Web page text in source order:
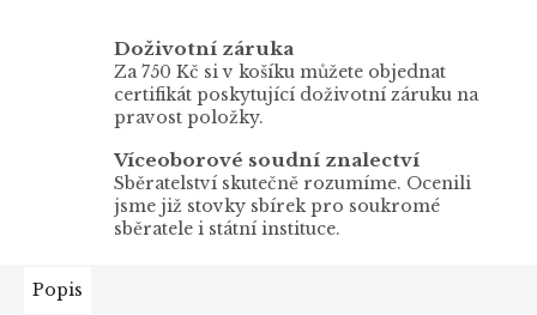
Doživotní záruka
Za 750 Kč si v košíku můžete objednat
certifikát poskytující doživotní záruku na
pravost položky.
Víceoborové soudní znalectví
Sběratelství skutečně rozumíme. Ocenili
jsme již stovky sbírek pro soukromé
sběratele i státní instituce.
Popis